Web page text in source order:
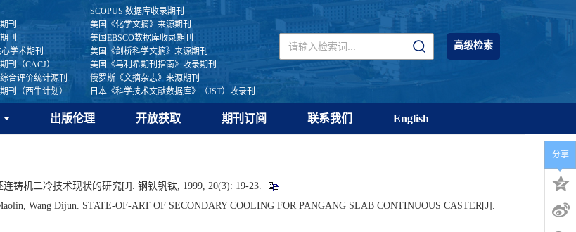
SCOPUS 数据库收录期刊
刊
美国《化学文摘》来源期刊
刊
美国EBSCO数据库收录期刊
学术期刊
美国《剑桥科学文摘》来源期刊
刊（CACJ）
美国《乌利希期刊指南》收录期刊
合评价统计源刊
俄罗斯《文摘杂志》来源期刊
刊（西牛计划）
日本《科学技术文献数据库》（JST）收录刊
高级检索
出版伦理 开放获取 期刊订阅 联系我们 English
铸机二冷技术现状的研究[J]. 钢铁钒钛, 1999, 20(3): 19-23.
Wang Dijun. STATE-OF-ART OF SECONDARY COOLING FOR PANGANG SLAB CONTINUOUS CASTER[J].
分享